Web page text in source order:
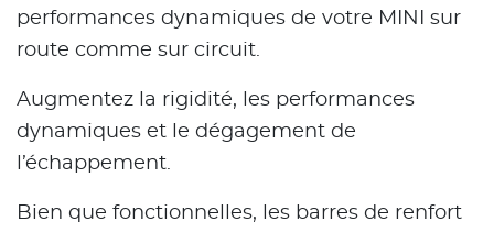
performances dynamiques de votre MINI sur
route comme sur circuit.
Augmentez la rigidité, les performances
dynamiques et le dégagement de
l’échappement.
Bien que fonctionnelles, les barres de renfort